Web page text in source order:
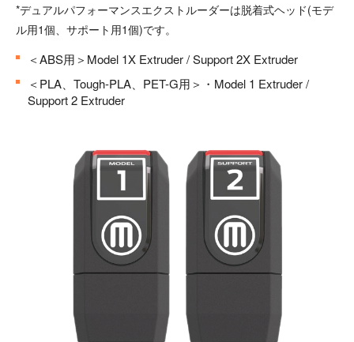
*デュアルパフォーマンスエクストルーダーは脱着式ヘッド(モデ
ル用1個、サポート用1個)です。
＜ABS用＞Model 1X Extruder / Support 2X Extruder
＜PLA、Tough-PLA、PET-G用＞・Model 1 Extruder /
Support 2 Extruder